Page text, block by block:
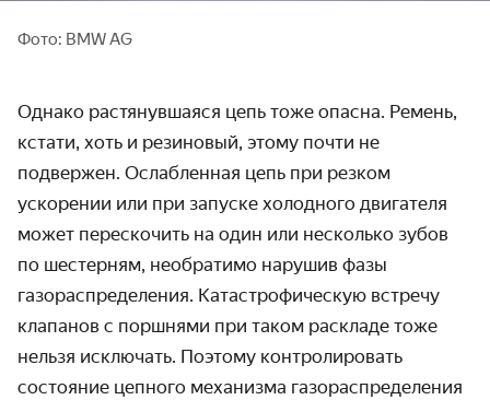
Фото: BMW AG
Однако растянувшаяся цепь тоже опасна. Ремень,
кстати, хоть и резиновый, этому почти не
подвержен. Ослабленная цепь при резком
ускорении или при запуске холодного двигателя
может перескочить на один или несколько зубов
по шестерням, необратимо нарушив фазы
газораспределения. Катастрофическую встречу
клапанов с поршнями при таком раскладе тоже
нельзя исключать. Поэтому контролировать
состояние цепного механизма газораспределения